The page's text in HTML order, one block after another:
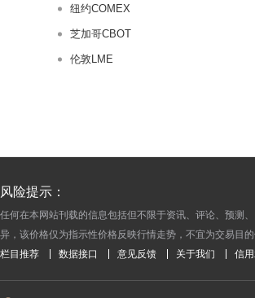
纽约COMEX
芝加哥CBOT
伦敦LME
风险提示：
任何在本网站刊载的信息包括但不限于资讯、评论、预测
异，该价格仅为指示性价格反映行情走势，不宜为交易目
栏目推荐 数据接口 意见反馈 关于我们 信